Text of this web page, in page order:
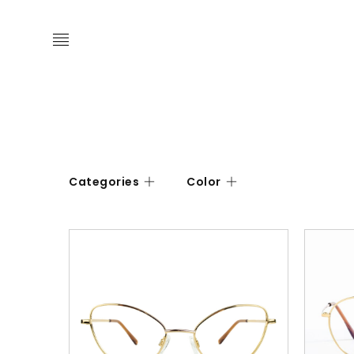
Categories Color